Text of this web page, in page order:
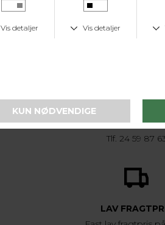
LEVERINGSTID
Tlf. 24 59 87
LAV